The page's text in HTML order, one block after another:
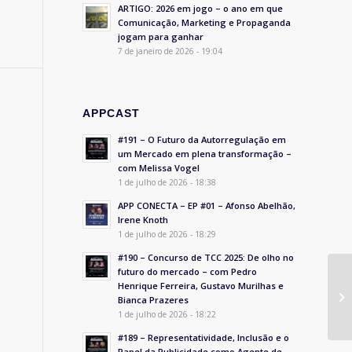
ARTIGO: 2026 em jogo – o ano em que
Comunicação, Marketing e Propaganda
jogam para ganhar
7 de janeiro de 2026 - 19:04
APPCAST
#191 – O Futuro da Autorregulação em
um Mercado em plena transformação –
com Melissa Vogel
1 de julho de 2026 - 18:38
APP CONECTA – EP #01 – Afonso Abelhão,
Irene Knoth
1 de julho de 2026 - 18:29
#190 – Concurso de TCC 2025: De olho no
futuro do mercado – com Pedro
Henrique Ferreira, Gustavo Murilhas e
Bianca Prazeres
1 de julho de 2026 - 18:22
#189 – Representatividade, Inclusão e o